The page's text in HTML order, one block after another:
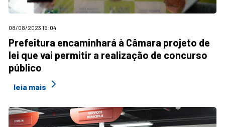
08/08/2023 16:04
Prefeitura encaminhará à Câmara projeto de
lei que vai permitir a realização de concurso
público
leia mais